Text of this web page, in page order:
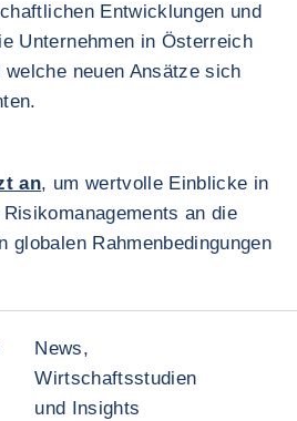
Entwicklungen und
Unternehmen in Österreich
neuen Ansätze sich
an, um wertvolle Einblicke in
an die
globalen Rahmenbedingungen
News,
Wirtschaftsstudien
und Insights